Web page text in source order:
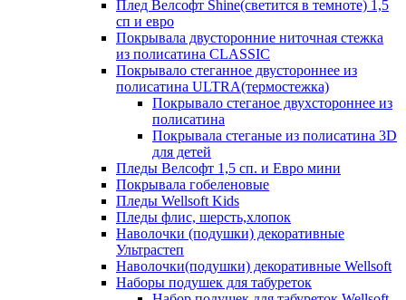
Плед Велсофт Shine(светится в темноте) 1,5
сп и евро
Покрывала двусторонние ниточная стежка
из полисатина CLASSIC
Покрывало стеганное двустороннее из
полисатина ULTRA(термостежка)
Покрывало стеганое двухстороннее из
полисатина
Покрывала стеганые из полисатина 3D
для детей
Пледы Велсофт 1,5 сп. и Евро мини
Покрывала гобеленовые
Пледы Wellsoft Kids
Пледы флис, шерсть,хлопок
Наволочки (подушки) декоративные
Ультрастеп
Наволочки(подушки) декоративные Wellsoft
Наборы подушек для табуреток